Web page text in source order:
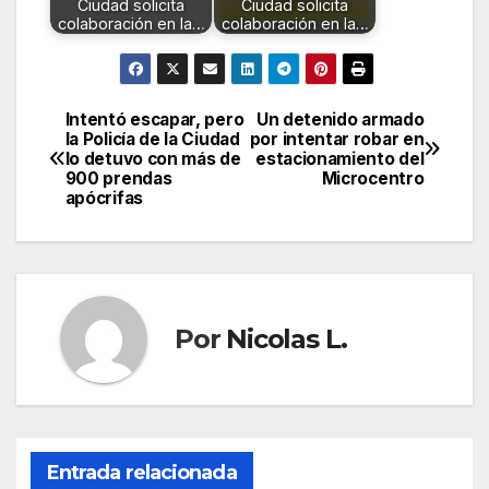
Ciudad solicita
colaboración en la…
Ciudad solicita
colaboración en la…
Navegación
de
entradas
Un detenido armado
por intentar robar en
estacionamiento del
Microcentro
Intentó escapar, pero
la Policía de la Ciudad
lo detuvo con más de
900 prendas
apócrifas
Por Nicolas L.
Entrada relacionada